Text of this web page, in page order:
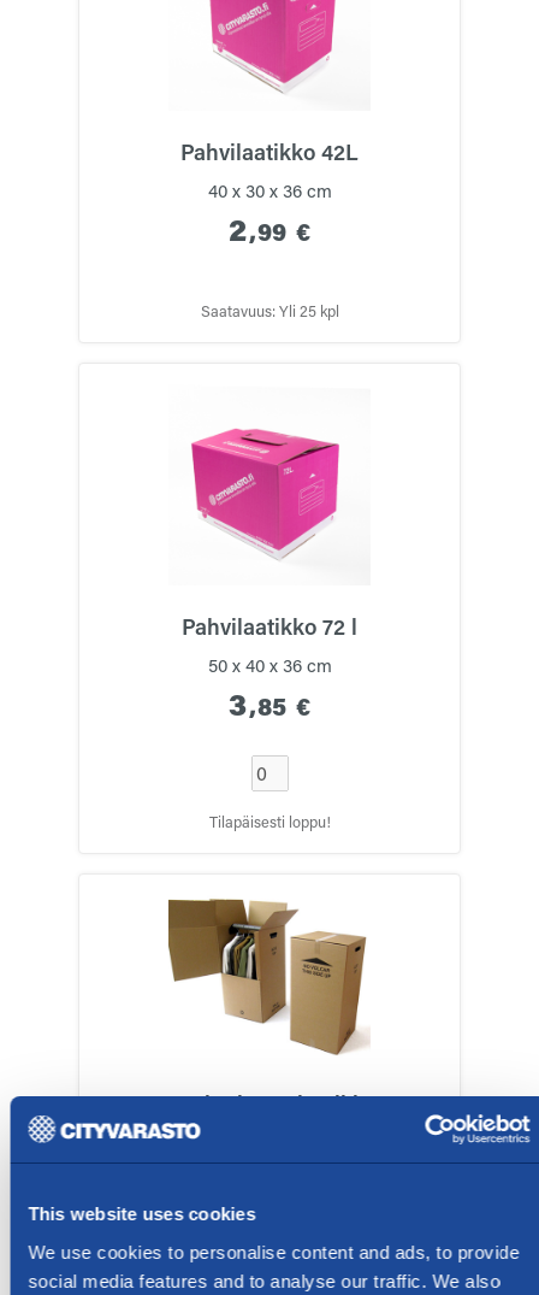
This website uses cookies
We use cookies to personalise content and ads, to provide
social media features and to analyse our traffic. We also
Pahvilaatikko 42L
40 x 30 x 36 cm
2,99 €
Saatavuus: Yli 25 kpl
Pahvilaatikko 72 l
50 x 40 x 36 cm
3,85 €
Tilapäisesti loppu!
Henkarivaatelaatikko